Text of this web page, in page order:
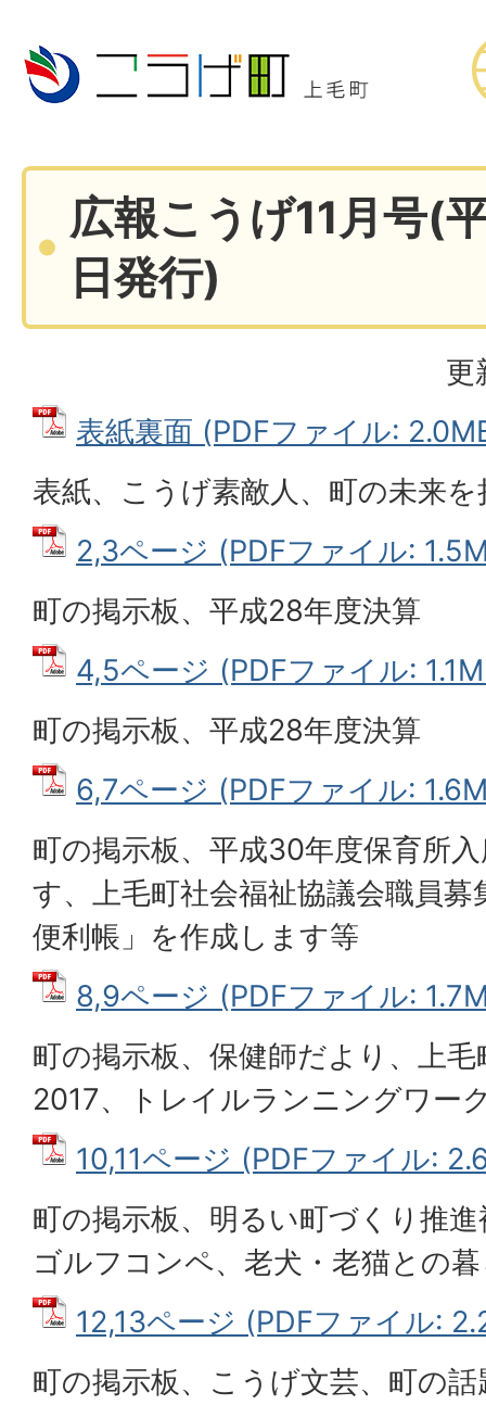
広報こうげ11月号(
日発行)
更
表紙裏面 (PDFファイル:
表紙、こうげ素敵人、町の未来
2,3ページ (PDFファイル:
町の掲示板、平成28年度決算
4,5ページ (PDFファイル:
町の掲示板、平成28年度決算
6,7ページ (PDFファイル:
町の掲示板、平成30年度保育所
す、上毛町社会福祉協議会職員
便利帳」を作成します等
8,9ページ (PDFファイル:
町の掲示板、保健師だより、上
2017、トレイルランニングワー
10,11ページ (PDFファイル:
町の掲示板、明るい町づくり推
ゴルフコンペ、老犬・老猫との
12,13ページ (PDFファイル:
町の掲示板、こうげ文芸、町の